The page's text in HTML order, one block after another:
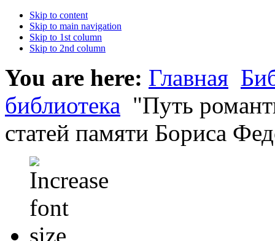
Skip to content
Skip to main navigation
Skip to 1st column
Skip to 2nd column
You are here: Главная
библиотека "Путь
статей памяти Бориса